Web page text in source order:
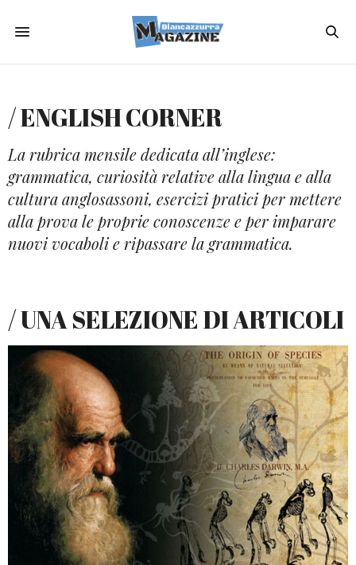
/ ENGLISH CORNER
La rubrica mensile dedicata all’inglese:
grammatica, curiosità relative alla lingua e alla
cultura anglosassoni, esercizi pratici per mettere
alla prova le proprie conoscenze e per imparare
nuovi vocaboli e ripassare la grammatica.
/ UNA SELEZIONE DI ARTICOLI